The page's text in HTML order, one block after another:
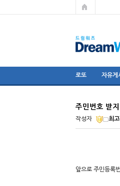
로또 자유게
주민번호 받지
작성자 최
앞으로 주민등록